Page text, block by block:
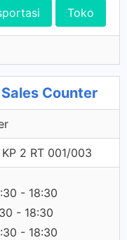
Toko
Sales Counter
KP 2 RT 001/003
- 18:30
- 18:30
- 18:30